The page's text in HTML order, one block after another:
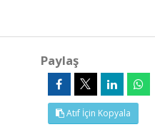
Paylaş
Atıf İçin Kopyala